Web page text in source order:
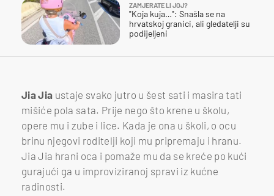
ZAMJERATE LI JOJ?
"Koja kuja…": Snašla se na
hrvatskoj granici, ali gledatelji su
podijeljeni
Jia Jia ustaje svako jutro u šest sati i masira tati
mišiće pola sata. Prije nego što krene u školu,
opere mu i zube i lice. Kada je ona u školi, o ocu
brinu njegovi roditelji koji mu pripremaju i hranu.
Jia Jia hrani oca i pomaže mu da se kreće po kući
gurajući ga u improviziranoj spravi iz kućne
radinosti.